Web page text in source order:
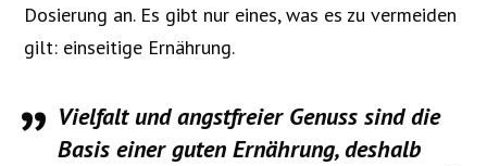
Dosierung an. Es gibt nur eines, was es zu vermeiden
gilt: einseitige Ernährung.
Vielfalt und angstfreier Genuss sind die
Basis einer guten Ernährung, deshalb